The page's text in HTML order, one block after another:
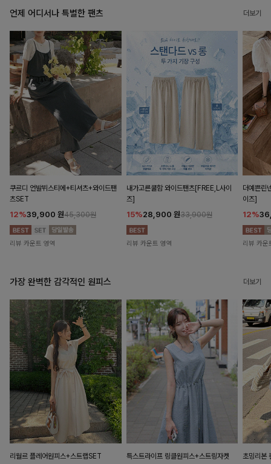
언제 어디서나 특별한 팬츠 더보기
쿠르디 언발뷔스티에+티셔츠+와이드팬
츠SET
12%39,900 원45,300원
리뷰 카운트 영역
내가고른쿨함 와이드팬츠[FREE,L사이
즈]
15%28,900 원33,900원
리뷰 카운트 영역
더예쁜린
이즈]
12%
리뷰 카운
가장 완벽한 감각적인 원피스 더보기
리월르 플레어원피스+스트랩SET
특스트라이프 링클원피스+스트링자켓
초밍리본